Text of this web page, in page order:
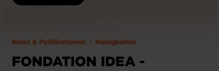
News & Publikationen Neuigkeiten
FONDATION IDEA -